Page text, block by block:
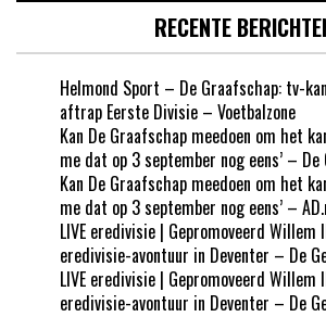
RECENTE
Helmond Sport – De Graafschap: tv-
aftrap Eerste Divisie – Voetbalzone
Kan De Graafschap meedoen om het
me dat op 3 september nog eens’ –
Kan De Graafschap meedoen om het
me dat op 3 september nog eens’ –
LIVE eredivisie | Gepromoveerd Willem
eredivisie-avontuur in Deventer – De
LIVE eredivisie | Gepromoveerd Willem
eredivisie-avontuur in Deventer – De